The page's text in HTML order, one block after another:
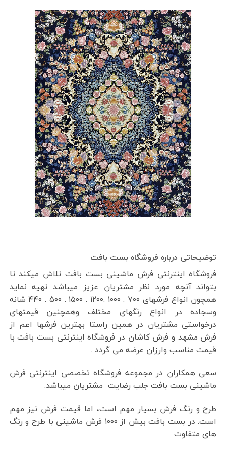
توضیحاتی درباره فروشگاه بست بافت
فروشگاه اینترنتی فرش ماشینی بست بافت تلاش میکند تا
بتواند آنچه مورد نظر مشتریان عزیز میباشد تهیه نماید
همچون انواع فرشهای ۷۰۰ . ۱۰۰۰ .۱۲۰۰ . ۱۵۰۰ . ۵۰۰ . ۴۴۰ شانه
وسجاده در انواع رنگهای مختلف وهمچنین قیمتهای
درخواستی مشتریان در همین راستا بهترین فرشها اعم از
فرش مشهد و فرش کاشان در فروشگاه اینترنتی بست بافت با
قیمت مناسب وارزان عرضه می گردد .
سعی همکاران در مجموعه فروشگاه تخصصی اینترنتی فرش
ماشینی بست بافت جلب رضایت مشتریان میباشد.
طرح و رنگ فرش بسیار مهم است، اما قیمت فرش نیز مهم
است. در بست بافت بیش از ۱۰۰۰ فرش ماشینی با طرح و رنگ
های متفاوت